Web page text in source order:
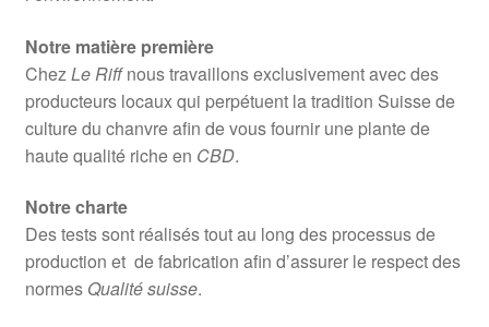
Notre matière première
ChezLe Riffnous travaillons exclusivement avec des
producteurs locaux qui perpétuent la tradition Suisse de
culture du chanvre afin de vous fournir une plante de
haute qualité riche en CBD.
Notre charte
Des tests sont réalisés tout au long des processus de
production et de fabrication afin d’assurer le respect des
normes Qualité suisse.